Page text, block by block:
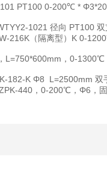
PT100 0-200℃ *
1021 径向 PT100
216K（隔离型）K 0-
L=750*600mm，0-
182-K Φ8 L=2500mm 双
440，0-200℃，Φ6，